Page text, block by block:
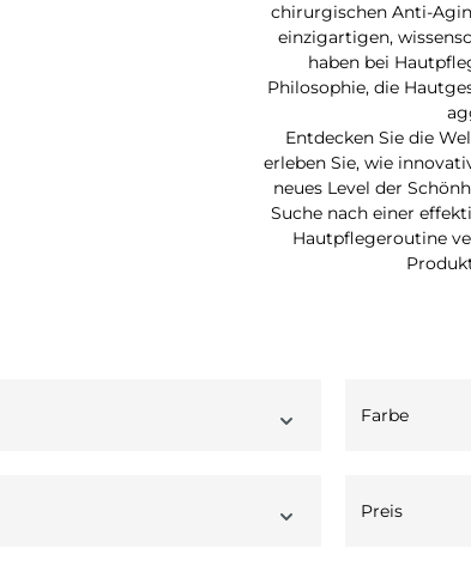
chirurgischen Anti-
einzigartigen,
haben bei
Philosophie, die
Entdecken Sie die
erleben Sie, wie
neues Level der
Suche nach einer
Hautpflegeroutine
Farbe
Preis